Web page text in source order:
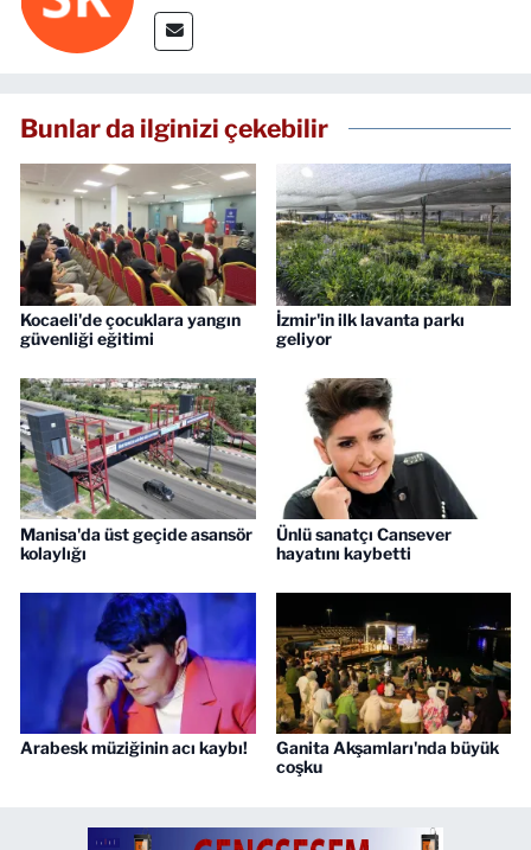
Bunlar da ilginizi çekebilir
Kocaeli'de çocuklara yangın
güvenliği eğitimi
İzmir'in ilk lavanta parkı
geliyor
Manisa'da üst geçide asansör
kolaylığı
Ünlü sanatçı Cansever
hayatını kaybetti
Arabesk müziğinin acı kaybı!
Ganita Akşamları'nda büyük
coşku